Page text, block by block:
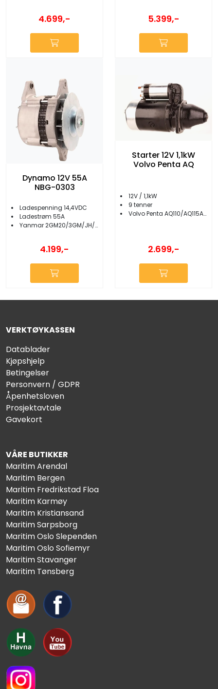
4.699,- 5.399,-
Dynamo 12V 55A
NBG-0303
Ladespenning 14,4VDC
Ladestrøm 55A
Yanmar 2GM20/3GM/JH/4JH/JM/LH
4.199,-
Starter 12V 1,1kW
Volvo Penta AQ
12V / 1,1kW
9 tenner
Volvo Penta AQ110/AQ115A/AQ120/AQ130A,B,C/AQ165A/AQ170A/B
2.699,-
VERKTØYKASSEN
Datablader
Kjøpshjelp
Betingelser
Personvern / GDPR
Åpenhetsloven
Prosjektavtale
Gavekort
VÅRE BUTIKKER
Maritim Arendal
Maritim Bergen
Maritim Fredrikstad Floa
Maritim Karmøy
Maritim Kristiansand
Maritim Sarpsborg
Maritim Oslo Slependen
Maritim Oslo Sofiemyr
Maritim Stavanger
Maritim Tønsberg